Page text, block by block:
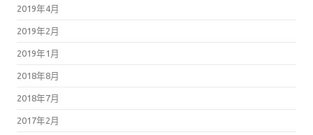
2019年4月
2019年2月
2019年1月
2018年8月
2018年7月
2017年2月